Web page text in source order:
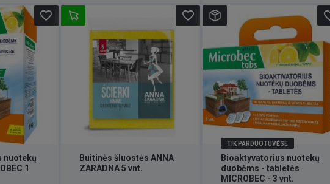
nuotekų
1
favorite_border
Buitinės šluostės ANNA
ZARADNA 5 vnt.
favorite_border
TIK PARDUOTUVĖSE
Bioaktyvatorius nuotekų
duobėms - tabletės
MICROBEC - 3 vnt.